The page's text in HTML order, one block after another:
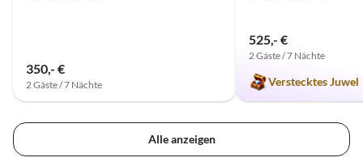
350,- €
2 Gäste / 7 Nächte
525,- €
2 Gäste / 7 Nächte
Verstecktes Juwel
Alle anzeigen